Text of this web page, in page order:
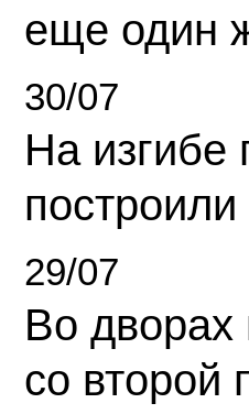
еще один
30/07
На изгибе
29/07
Во дворах
со второй